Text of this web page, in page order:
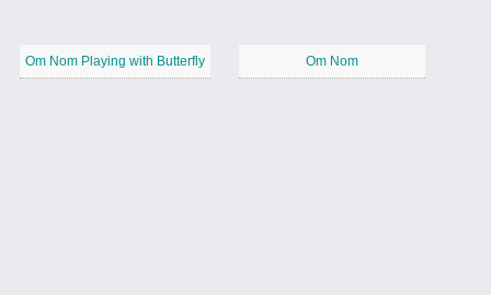
Om Nom Playing with Butterfly Om Nom